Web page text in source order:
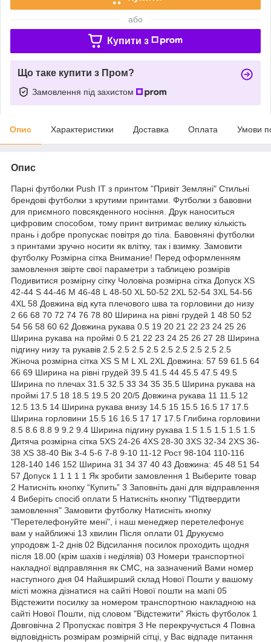
або
Купити з
Що таке купити з Пром?
Замовлення під захистом
Опис Характеристики Доставка Оплата Умови
Опис
Парні футболки Push IT з принтом "Привіт Земляні" Стильні
брендові футболки з крутими принтами. Футболки з бавовни
для приємного повсякденного носіння. Друк наноситься
цифровим способом, тому принт витримає велику кількість
прань і добре пропускає повітря до тіла. Бавовняні футболки
з принтами зручно носити як влітку, так і взимку. Замовити
футболку Розмірна сітка Внимание! Перед оформленням
замовлення звірте свої параметри з таблицею розмірів
Подивитися розмірну сітку Чоловіча розмірна сітка Допуск XS
42-44 S 44-46 M 46-48 L 48-50 XL 50-52 2XL 52-54 3XL 54-56
4XL 58 Довжина від кута плечового шва та горловини до низу
2 66 68 70 72 74 76 78 80 Ширина на рівні грудей 1 48 50 52
54 56 58 60 62 Довжина рукава 0.5 19 20 21 22 23 24 25 26
Ширина рукава на проймі 0.5 21 22 23 24 25 26 27 28 Ширина
підгину низу та рукавів 2.5 2.5 2.5 2.5 2.5 2.5 2.5 2.5 2.5
Жіноча розмірна сітка XS S M L XL 2XL Довжина: 57 59 61.5 64
66 69 Ширина на рівні грудей 39.5 41.5 44 45.5 47.5 49.5
Ширина по плечах 31.5 32.5 33 34 35 35.5 Ширина рукава на
проймі 17.5 18 18.5 19.5 20 20/5 Довжина рукава 11 11.5 12
12.5 13.5 14 Ширина рукава внизу 14.5 15 15.5 16.5 17 17.5
Ширина горловини 15.5 16 16.5 17 17 17.5 Глибина горловини
8.5 8.6 8.8 9 9.2 9.4 Ширина підгину рукава 1.5 1.5 1.5 1.5 1.5
Дитяча розмірна сітка 5XS 24-26 4XS 28-30 3XS 32-34 2XS 36-
38 XS 38-40 Вік 3-4 5-6 7-8 9-10 11-12 Рост 98-104 110-116
128-140 146 152 Ширина 31 34 37 40 43 Довжина: 45 48 51 54
57 Допуск 1 1 1 1 1 Як зробити замовлення 1 Выберите товар
2 Натисніть кнопку “Купить” 3 Заповніть дані для відправлення
4 Виберіть спосіб оплати 5 Натисніть кнопку "Підтвердити
замовлення" Замовити футболку Натисніть кнопку
"Перетелефонуйте мені", і наш менеджер перетелефонує
вам у найближчі 13 хвилин Після оплати 01 Друкуємо
упродовж 1-2 днів 02 Відсилання посилок проходить щодня
після 18.00 (крім шахів і неділяів) 03 Номери транспортної
накладної відправляння як СМС, на зазначений Вами номер
наступного дня 04 Найширший склад Нової Пошти у вашому
місті можна дізнатися на сайті Нової пошти на мапі 05
Відстежити посилку за номером транспортною накладною на
сайті Нової Пошти, під словом "Відстежити" Якість футболок 1
Довговічна 2 Пропускає повітря 3 Не перекручується 4 Повна
відповідність розмірам розмірній сітці, у Вас відпаде питання